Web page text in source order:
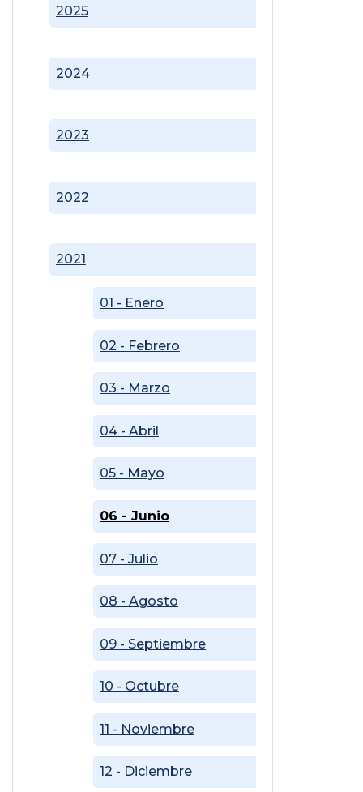
2021
01 - Enero
02 - Febrero
03 - Marzo
04 - Abril
05 - Mayo
06 - Junio
07 - Julio
08 - Agosto
09 - Septiembre
10 - Octubre
11 - Noviembre
12 - Diciembre
2022
2023
2024
2025